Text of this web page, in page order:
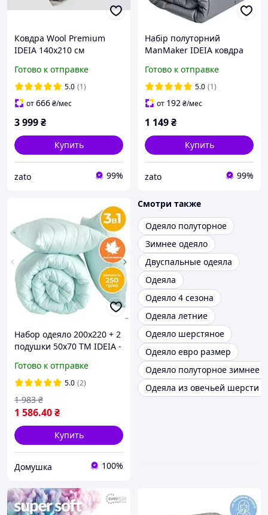
Ковдра Wool Premium
IDEIA 140х210 см
зимова, бавовна щіл.400
Готово к отправке
5.0 (1)
от666₴/мес
3 999₴
Купить
zato 99%
Набір полуторний
ManMaker IDEIA ковдра
см
Готово к отправке
5.0 (1)
от 192₴/мес
1 149₴
Купить
zato 99%
Набор одеяло 200х220 + 2
подушки 50х70 TM IDEIA -
Готово к отправке
5.0 (2)
1 586.40₴
1 983 ₴
Купить
Домушка 100%
Смотри также
Одеяло полуторное
Зимнее одеяло
Двуспальные одеяла
Одеяла
Одеяло 4 сезона
Одеяла летние
Одеяло шерстяное
Одеяло евро размер
Одеяло полуторное зимнее
Одеяла из овечьей шерсти